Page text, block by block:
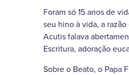
Foram só 15 anos de
seu hino à vida, a
Acutis falava
Escritura, adoração
Sobre o Beato, o Papa